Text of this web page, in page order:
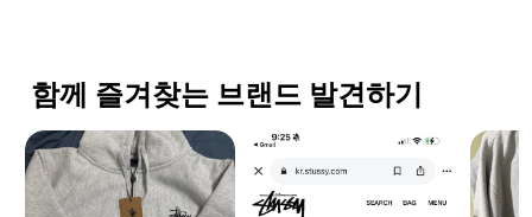
함께 즐겨찾는 브랜드 발견하기